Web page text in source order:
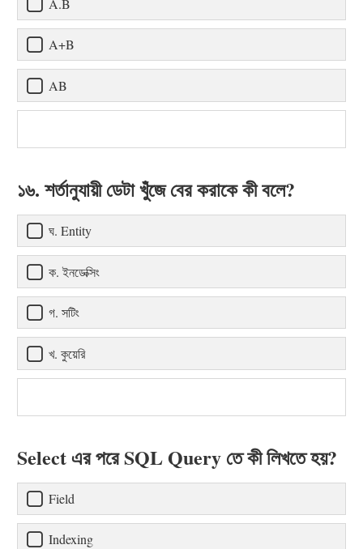
A.B
A+B
AB
১৬. শর্তানুযায়ী ডেটা খুঁজে বের করাকে কী বলে?
ঘ. Entity
ক. ইনডেক্সিং
গ. সটিং
খ. কুয়েরি
Select এর পরে SQL Query তে কী লিখতে হয়?
Field
Indexing